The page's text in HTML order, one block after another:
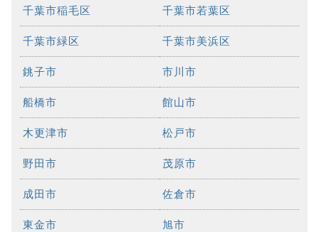
千葉市稲毛区 千葉市若葉区
千葉市緑区 千葉市美浜区
銚子市 市川市
船橋市 館山市
木更津市 松戸市
野田市 茂原市
成田市 佐倉市
東金市 旭市